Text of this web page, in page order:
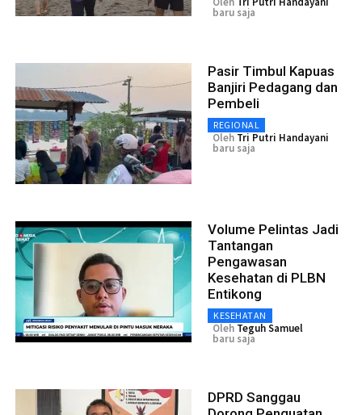
baru saja
Pasir Timbul Kapuas
Banjiri Pedagang dan
Pembeli
REGIONAL
Oleh Tri Putri Handayani
baru saja
Volume Pelintas Jadi
Tantangan
Pengawasan
Kesehatan di PLBN
Entikong
KESEHATAN
Oleh Teguh Samuel
baru saja
DPRD Sanggau